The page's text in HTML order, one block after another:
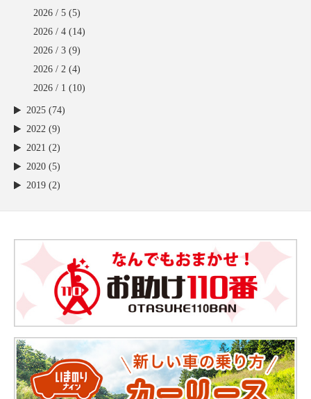
2026 / 5 (5)
2026 / 4 (14)
2026 / 3 (9)
2026 / 2 (4)
2026 / 1 (10)
2025 (74)
2022 (9)
2021 (2)
2020 (5)
2019 (2)